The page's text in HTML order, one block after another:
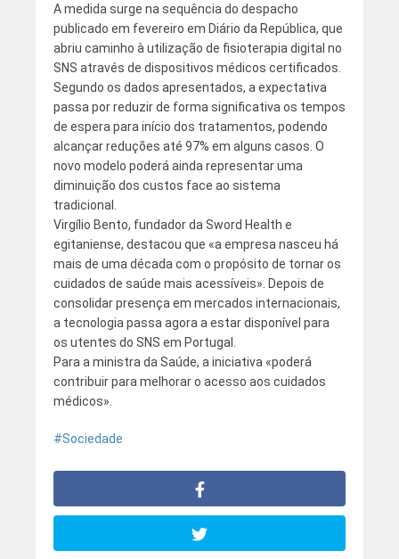
A medida surge na sequência do despacho
publicado em fevereiro em Diário da República, que
abriu caminho à utilização de fisioterapia digital no
SNS através de dispositivos médicos certificados.
Segundo os dados apresentados, a expectativa
passa por reduzir de forma significativa os tempos
de espera para início dos tratamentos, podendo
alcançar reduções até 97% em alguns casos. O
novo modelo poderá ainda representar uma
diminuição dos custos face ao sistema
tradicional.
Virgílio Bento, fundador da Sword Health e
egitaniense, destacou que «a empresa nasceu há
mais de uma década com o propósito de tornar os
cuidados de saúde mais acessíveis». Depois de
consolidar presença em mercados internacionais,
a tecnologia passa agora a estar disponível para
os utentes do SNS em Portugal.
Para a ministra da Saúde, a iniciativa «poderá
contribuir para melhorar o acesso aos cuidados
médicos».
Sociedade